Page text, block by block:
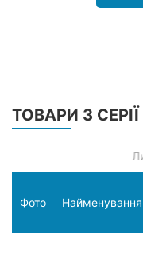
ТОВАРИ З СЕРІЇ
Фото Найменування